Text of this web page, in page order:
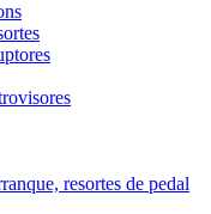
resortes de pedal